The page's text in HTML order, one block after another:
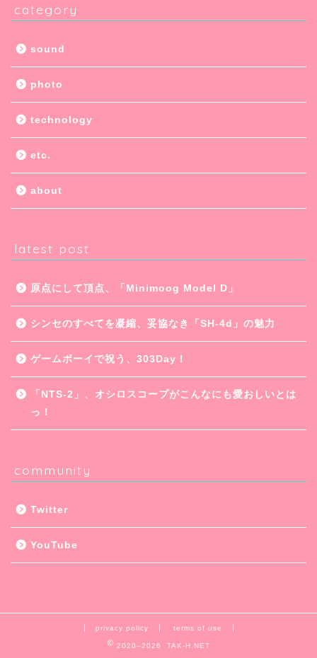
category
sound
photo
technology
etc.
about
latest post
原点にして頂点、「Minimoog Model D」
シンセのすべてを凝縮、妥協なき「SH-4d」の魅力
ゲームボーイで祝う、303Day！
「NTS-2」、オシロスコープがこんなにも愛おしいとは
っ！
community
Twitter
YouTube
privacy policy terms of use
2020–2026 TAK-H.NET